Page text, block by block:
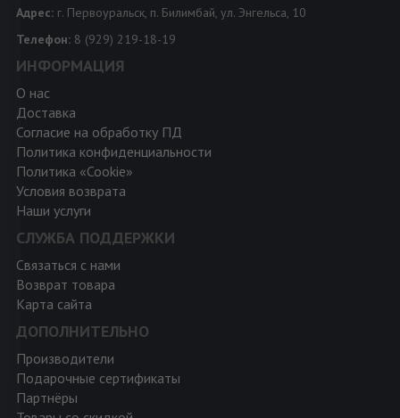
Адрес: г. Первоуральск, п. Билимбай, ул. Энгельса, 10
Телефон: 8 (929) 219-18-19
ИНФОРМАЦИЯ
О нас
Доставка
Согласие на обработку ПД
Политика конфиденциальности
Политика «Cookie»
Условия возврата
Наши услуги
СЛУЖБА ПОДДЕРЖКИ
Связаться с нами
Возврат товара
Карта сайта
ДОПОЛНИТЕЛЬНО
Производители
Подарочные сертификаты
Партнёры